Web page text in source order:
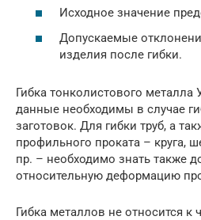
Исходное значение
Допускаемые
изделия после гибки.
Гибка тонколистового
данные необходимы в случае
заготовок. Для гибки труб, а
профильного проката – круга,
пр. – необходимо знать также
относительную деформацию
Гибка металлов не относится к